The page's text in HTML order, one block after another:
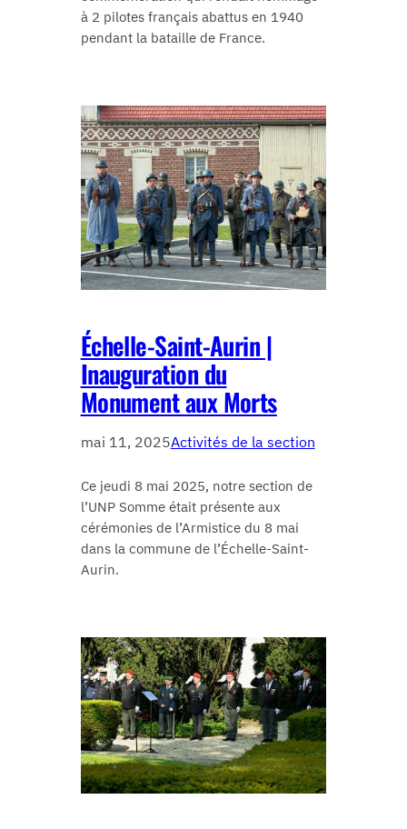
à 2 pilotes français abattus en 1940
pendant la bataille de France.
Échelle-Saint-Aurin |
Inauguration du
Monument aux Morts
mai 11, 2025Activités de la section
Ce jeudi 8 mai 2025, notre section de
l’UNP Somme était présente aux
cérémonies de l’Armistice du 8 mai
dans la commune de l’Échelle-Saint-
Aurin.